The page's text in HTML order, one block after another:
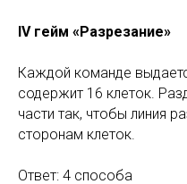
IV гейм «Разрезание»
Каждой команде
содержит 16 клеток.
части так, чтобы линия
сторонам клеток.
Ответ: 4 способа